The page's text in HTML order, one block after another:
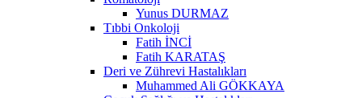
Yunus DURMAZ
Tıbbi Onkoloji
Fatih İNCİ
Fatih KARATAŞ
Deri ve Zührevi Hastalıkları
Muhammed Ali GÖKKAYA